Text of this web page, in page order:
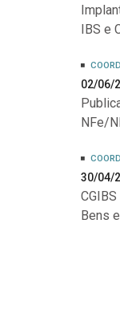
IBS e
02/06/
NFe/
30/04/
Bens